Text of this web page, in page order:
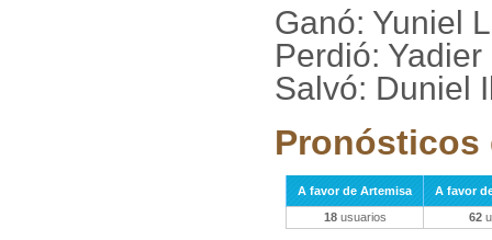
Ganó: Yuniel
Perdió:
Salvó: Duniel
Pronósticos
A favor de Artemisa
A favor
18usuarios 62